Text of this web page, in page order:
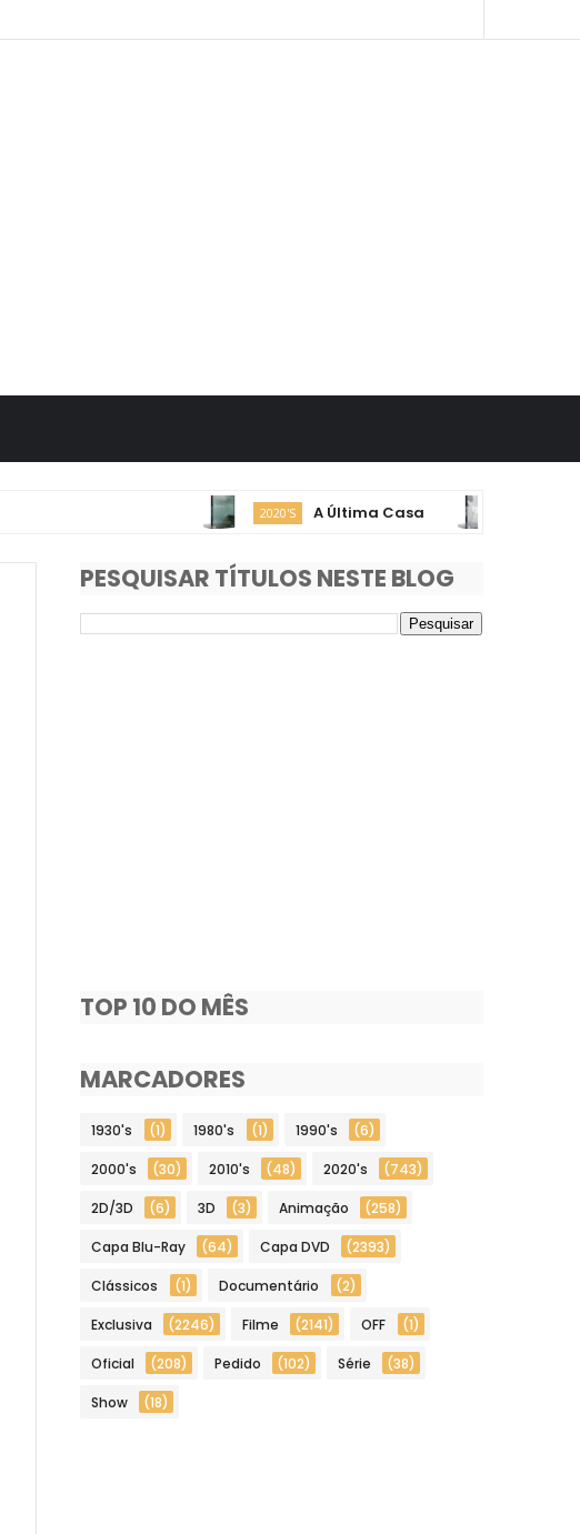
2020'S A Última Casa 2020'S
PESQUISAR TÍTULOS NESTE BLOG
TOP 10 DO MÊS
MARCADORES
1930's (1) 1980's (1) 1990's (6)
2000's (30) 2010's (48) 2020's (743)
2D/3D (6) 3D (3) Animação (258)
Capa Blu-Ray (64) Capa DVD (2393)
Clássicos (1) Documentário (2)
Exclusiva (2246) Filme (2141) OFF (1)
Oficial (208) Pedido (102) Série (38)
Show (18)